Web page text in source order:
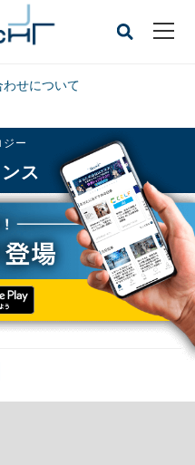
せについて
ジー
ス
花芽作る過程